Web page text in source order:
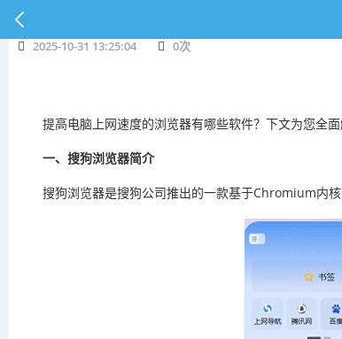
2025-10-31 13:25:04 0次
提高电脑上网速度的浏览器有哪些软件？下文为您全面
一、搜狗浏览器简介
搜狗浏览器是搜狗公司推出的一款基于Chromium内